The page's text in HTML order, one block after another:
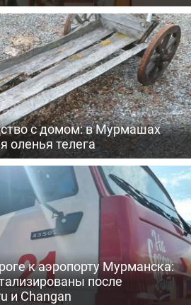
с домом: в Мурмашах
оленья телега
к аэропорту Мурманска:
после
и Changan